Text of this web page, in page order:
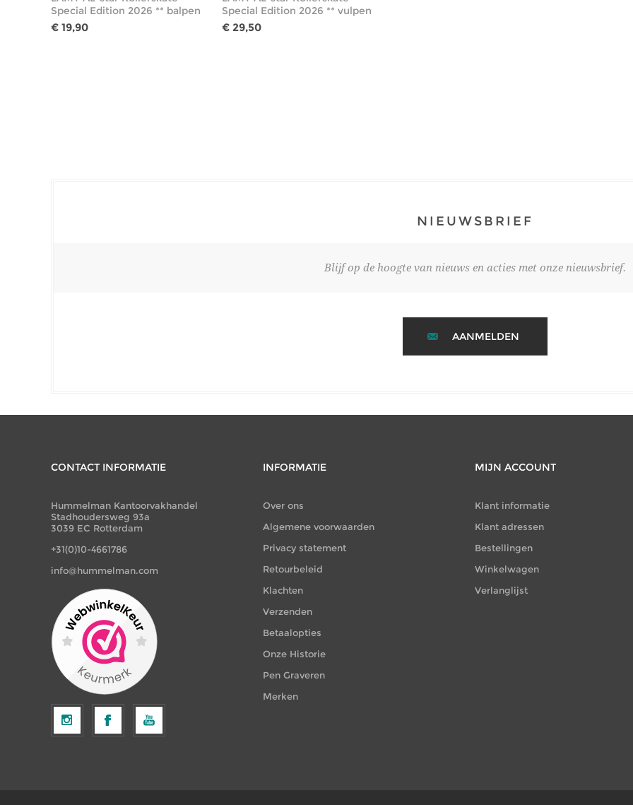
Special Edition 2026 ** balpen
€ 19,90
Special Edition 2026 ** vulpen
€ 29,50
NIEUWSBRIEF
Blijf op de hoogte van nieuws en acties met onze nieuwsbrief.
AANMELDEN
CONTACT INFORMATIE
Hummelman Kantoorvakhandel
Stadhoudersweg 93a
3039 EC Rotterdam
+31(0)10-4661786
info@hummelman.com
INFORMATIE
Over ons
Algemene voorwaarden
Privacy statement
Retourbeleid
Klachten
Verzenden
Betaalopties
Onze Historie
Pen Graveren
Merken
MIJN ACCOUNT
Klant informatie
Klant adressen
Bestellingen
Winkelwagen
Verlanglijst